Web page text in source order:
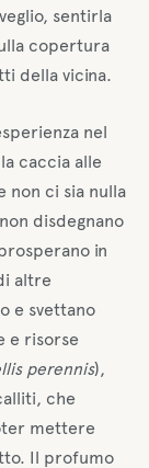
sentirla
copertura
della vicina.
nel
caccia alle
non ci sia nulla
disdegnano
in
altre
e svettano
e risorse
perennis),
che
mettere
Il profumo